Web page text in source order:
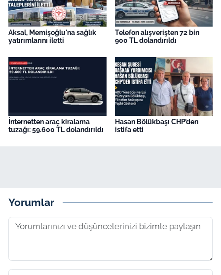
Aksal, Memişoğlu'na sağlık
yatırımlarını iletti
Telefon alışverişten 72 bin
900 TL dolandırıldı
İnternetten araç kiralama
tuzağı: 59.600 TL dolandırıldı
Hasan Bölükbaşı CHP’den
istifa etti
Yorumlar